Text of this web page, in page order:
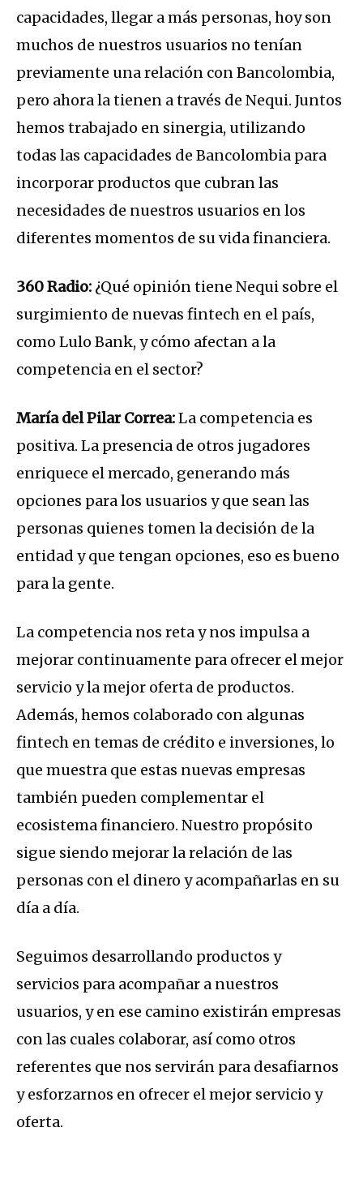
capacidades, llegar a más personas, hoy son
muchos de nuestros usuarios no tenían
previamente una relación con Bancolombia,
pero ahora la tienen a través de Nequi. Juntos
hemos trabajado en sinergia, utilizando
todas las capacidades de Bancolombia para
incorporar productos que cubran las
necesidades de nuestros usuarios en los
diferentes momentos de su vida financiera.
360 Radio: ¿Qué opinión tiene Nequi sobre el
surgimiento de nuevas fintech en el país,
como Lulo Bank, y cómo afectan a la
competencia en el sector?
María del Pilar Correa:La competencia es
positiva. La presencia de otros jugadores
enriquece el mercado, generando más
opciones para los usuarios y que sean las
personas quienes tomen la decisión de la
entidad y que tengan opciones, eso es bueno
para la gente.
La competencia nos reta y nos impulsa a
mejorar continuamente para ofrecer el mejor
servicio y la mejor oferta de productos.
Además, hemos colaborado con algunas
fintech en temas de crédito e inversiones, lo
que muestra que estas nuevas empresas
también pueden complementar el
ecosistema financiero. Nuestro propósito
sigue siendo mejorar la relación de las
personas con el dinero y acompañarlas en su
día a día.
Seguimos desarrollando productos y
servicios para acompañar a nuestros
usuarios, y en ese camino existirán empresas
con las cuales colaborar, así como otros
referentes que nos servirán para desafiarnos
y esforzarnos en ofrecer el mejor servicio y
oferta.